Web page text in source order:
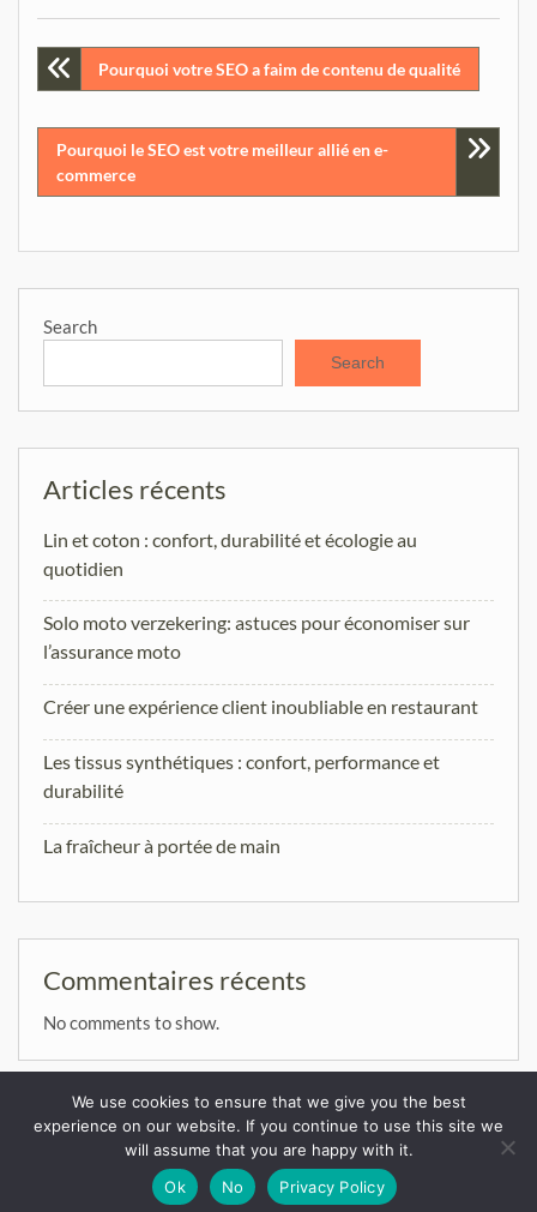
Post
navigation
Pourquoi votre SEO a faim de contenu de qualité
Pourquoi le SEO est votre meilleur allié en e-
commerce
Search
Search
Articles récents
Lin et coton : confort, durabilité et écologie au
quotidien
Solo moto verzekering: astuces pour économiser sur
l’assurance moto
Créer une expérience client inoubliable en restaurant
Les tissus synthétiques : confort, performance et
durabilité
La fraîcheur à portée de main
Commentaires récents
No comments to show.
Copyright. All rights reserved.
Powered by WordPressWEN Associate byWEN Themes
We use cookies to ensure that we give you the best
experience on our website. If you continue to use this site we
will assume that you are happy with it.
Ok
No Privacy Policy